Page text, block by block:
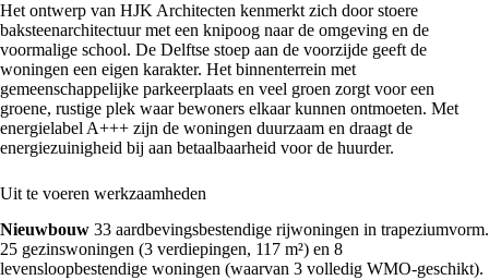
Het ontwerp van HJK Architecten kenmerkt zich door stoere
baksteenarchitectuur met een knipoog naar de omgeving en de
voormalige school. De Delftse stoep aan de voorzijde geeft de
woningen een eigen karakter. Het binnenterrein met
gemeenschappelijke parkeerplaats en veel groen zorgt voor een
groene, rustige plek waar bewoners elkaar kunnen ontmoeten. Met
energielabel A+++ zijn de woningen duurzaam en draagt de
energiezuinigheid bij aan betaalbaarheid voor de huurder.
Uit te voeren werkzaamheden
Nieuwbouw 33 aardbevingsbestendige rijwoningen in trapeziumvorm.
25 gezinswoningen (3 verdiepingen, 117 m²) en 8
levensloopbestendige woningen (waarvan 3 volledig WMO-geschikt).